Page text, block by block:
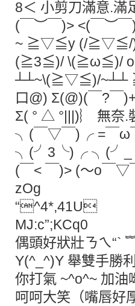
8＜ 小剪刀滿意.滿
(￣︶￣)> <(￣︶
~ ≧▽≦y (/≧▽≦/
(≧3≦)/ \(≧ω≦)/
┴┴~\(≧▽≦)/~┴┴
口@) Σ(@)(￣?
Σ( ° △ °|||)︴ 無
╮(￣▽￣)╭ =￣ω
╮(╯3╰)╭ ╮(╯_╰)╭
(￣< ￣)> (～o￣
zOg
“^4*,41U
MJ:c”;KCq0
偶頭好狀壯ㄋㄟ“`
Y(^_^)Y 舉雙手勝
你打氣 ~^o^~ 加
呵呵大笑（嘴唇好